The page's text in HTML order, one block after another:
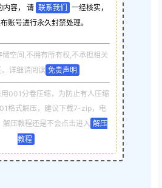
内容， 请 联系我们
一经核实，
账号进行永久封禁处理。
空间,不拥有所有权,不承担相关
。详细请阅读 免责声明
001分卷压缩，为防止有人压缩
格式解压，建议下载7-zip，电
解压教程还是不会点击进入 解压
教程